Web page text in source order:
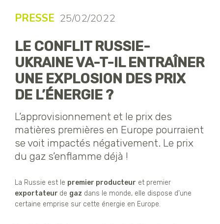
PRESSE 25/02/2022
LE CONFLIT RUSSIE-
UKRAINE VA-T-IL ENTRAÎNER
UNE EXPLOSION DES PRIX
DE L’ÉNERGIE ?
L’approvisionnement et le prix des
matières premières en Europe pourraient
se voit impactés négativement. Le prix
du gaz s’enflamme déjà !
La Russie est le premier producteur et premier
exportateur de gaz dans le monde, elle dispose d’une
certaine emprise sur cette énergie en Europe.